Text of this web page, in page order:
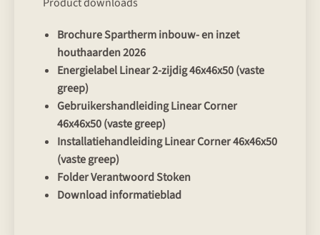
Brochure Spartherm inbouw- en inzet
houthaarden 2026
Energielabel Linear 2-zijdig 46x46x50 (vaste
greep)
Gebruikershandleiding Linear Corner
46x46x50 (vaste greep)
Installatiehandleiding Linear Corner 46x46x50
(vaste greep)
Folder Verantwoord Stoken
Download informatieblad